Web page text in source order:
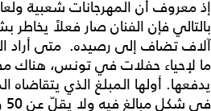
إذ معروف أن المهرجانات شعبية
بالتالي فإن الفنان صار فعلاً
آلاف تضاف إلى رصيده. متى أراد
ما لإحياء حفلات في تونس، هناك
يدفعها. أولها المبلغ الذي